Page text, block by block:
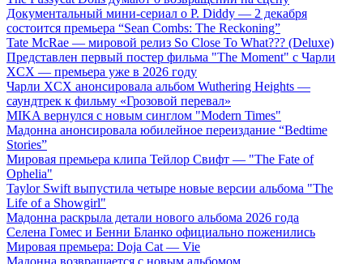
Документальный мини-сериал о P. Diddy — 2 декабря
состоится премьера “Sean Combs: The Reckoning”
Tate McRae — мировой релиз So Close To What??? (Deluxe)
Представлен первый постер фильма "The Moment" с Чарли
XCX — премьера уже в 2026 году
Чарли XCX анонсировала альбом Wuthering Heights —
саундтрек к фильму «Грозовой перевал»
MIKA вернулся с новым синглом "Modern Times"
Мадонна анонсировала юбилейное переиздание “Bedtime
Stories”
Мировая премьера клипа Тейлор Свифт — "The Fate of
Ophelia"
Taylor Swift выпустила четыре новые версии альбома "The
Life of a Showgirl"
Мадонна раскрыла детали нового альбома 2026 года
Селена Гомес и Бенни Бланко официально поженились
Мировая премьера: Doja Cat — Vie
Мадонна возвращается с новым альбомом